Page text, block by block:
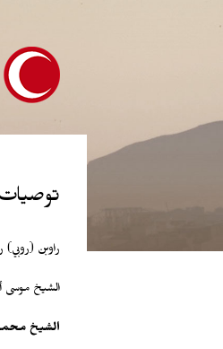
توصيات
راوبن (روبي)
الشيخ موسى
الشيخ